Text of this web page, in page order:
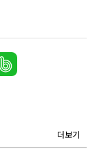
더보기